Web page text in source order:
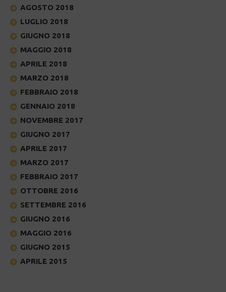
AGOSTO 2018
LUGLIO 2018
GIUGNO 2018
MAGGIO 2018
APRILE 2018
MARZO 2018
FEBBRAIO 2018
GENNAIO 2018
NOVEMBRE 2017
GIUGNO 2017
APRILE 2017
MARZO 2017
FEBBRAIO 2017
OTTOBRE 2016
SETTEMBRE 2016
GIUGNO 2016
MAGGIO 2016
GIUGNO 2015
APRILE 2015